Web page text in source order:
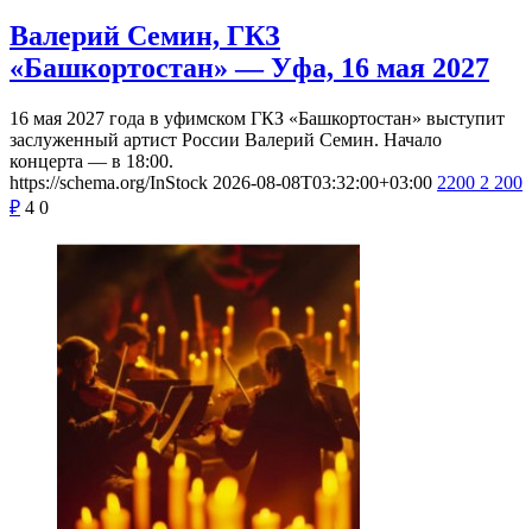
Валерий Семин, ГКЗ
«Башкортостан» — Уфа, 16 мая 2027
16 мая 2027 года в уфимском ГКЗ «Башкортостан» выступит
заслуженный артист России Валерий Семин. Начало
концерта — в 18:00.
https://schema.org/InStock 2026-08-08T03:32:00+03:00 2200 2 200
₽ 4 0